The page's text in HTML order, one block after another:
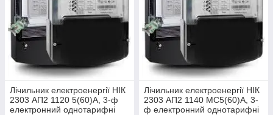
Лічильник електроенергії НІК
2303 АП2 1120 5(60)А, 3-ф
електронний однотарифні
Лічильник електроенергії НІК
2303 АП2 1140 MC5(60)А, 3-
ф електронний однотарифні